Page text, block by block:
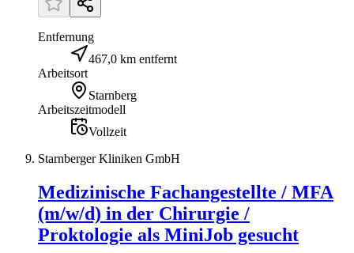
Entfernung
467,0 km entfernt
Arbeitsort
Starnberg
Arbeitszeitmodell
Vollzeit
Starnberger Kliniken GmbH
Medizinische Fachangestellte / MFA
(m/w/d) in der Chirurgie /
Proktologie als MiniJob gesucht